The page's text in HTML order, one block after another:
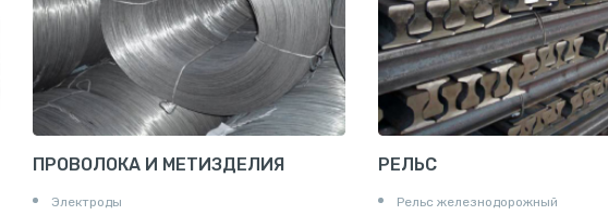
ПРОВОЛОКА И МЕТИЗДЕЛИЯ
Электроды
РЕЛЬС
Рельс железнодорожный